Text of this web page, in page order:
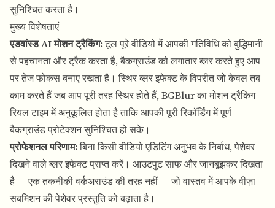
सुनिश्चित करता है।
मुख्य विशेषताएं
एडवांस्ड AI मोशन ट्रैकिंग:टूल पूरे वीडियो में आपकी गतिविधि को बुद्धिमानी
से पहचानता और ट्रैक करता है, बैकग्राउंड को लगातार ब्लर करते हुए आप
पर तेज फोकस बनाए रखता है। स्थिर ब्लर इफेक्ट के विपरीत जो केवल तब
काम करते हैं जब आप पूरी तरह स्थिर होते हैं,BGBlur का मोशन ट्रैकिंग
रियल टाइम में अनुकूलित होता है ताकि आपकी पूरी रिकॉर्डिंग में पूर्ण
बैकग्राउंड प्रोटेक्शन सुनिश्चित हो सके।
प्रोफेशनल परिणाम:बिना किसी वीडियो एडिटिंग अनुभव के निर्बाध, पेशेवर
दिखने वाले ब्लर इफेक्ट प्राप्त करें। आउटपुट साफ और जानबूझकर दिखता
है — एक तकनीकी वर्कअराउंड की तरह नहीं — जो वास्तव में आपके वीज़ा
सबमिशन की पेशेवर प्रस्तुति को बढ़ाता है।